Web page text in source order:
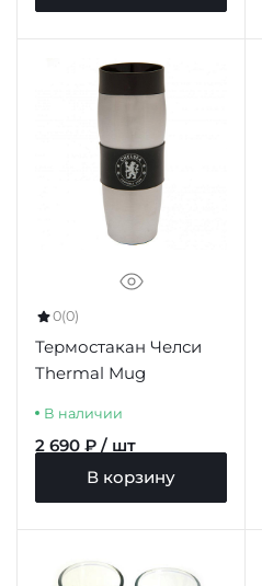
0(0)
Термостакан Челси
Thermal Mug
В наличии
2 690 ₽ / шт
В корзину